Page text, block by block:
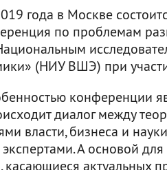
года в Москве
по проблемам
(НИУ ВШЭ) при
конференции
диалог между
власти, бизнеса и
А основой для
касающиеся актуальных